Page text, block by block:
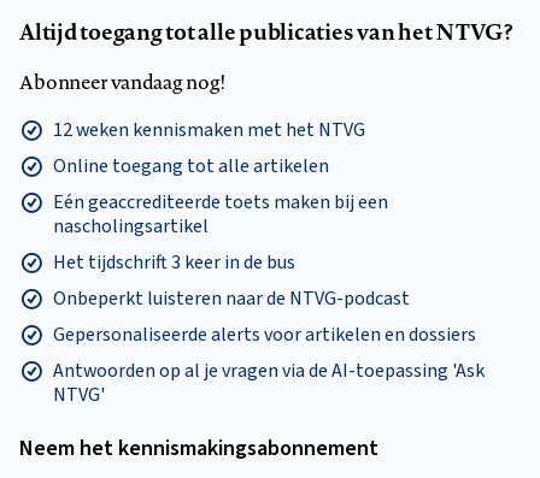
Altijd toegang tot alle publicaties van het NTVG?
Abonneer vandaag nog!
12 weken kennismaken met het NTVG
Online toegang tot alle artikelen
Eén geaccrediteerde toets maken bij een
nascholingsartikel
Het tijdschrift 3 keer in de bus
Onbeperkt luisteren naar de NTVG-podcast
Gepersonaliseerde alerts voor artikelen en dossiers
Antwoorden op al je vragen via de AI-toepassing 'Ask
NTVG'
Neem het kennismakings­abonnement